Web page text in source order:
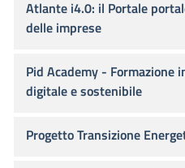
Atlante i4.0: il Portale
delle imprese
Pid Academy - Formazione
digitale e sostenibile
Progetto Transizione